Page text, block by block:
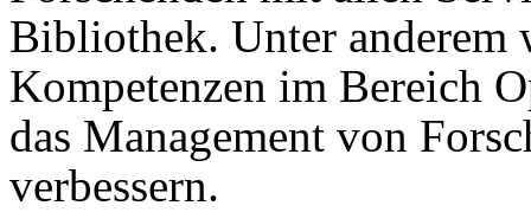
Bibliothek. Unter anderem
Kompetenzen im Bereich
das Management von
verbessern.